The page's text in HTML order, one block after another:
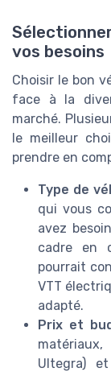
vos besoins
Choisir le bon
face à la
marché.
le meilleur
prendre en
Type de
qui vous
avez
cadre en
pourrait
VTT
adapté.
Prix et
matériaux,
Ultegra)